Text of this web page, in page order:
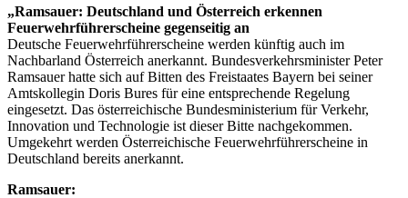
„Ramsauer: Deutschland und Österreich erkennen
Feuerwehrführerscheine gegenseitig an
Deutsche Feuerwehrführerscheine werden künftig auch im
Nachbarland Österreich anerkannt. Bundesverkehrsminister Peter
Ramsauer hatte sich auf Bitten des Freistaates Bayern bei seiner
Amtskollegin Doris Bures für eine entsprechende Regelung
eingesetzt. Das österreichische Bundesministerium für Verkehr,
Innovation und Technologie ist dieser Bitte nachgekommen.
Umgekehrt werden Österreichische Feuerwehrführerscheine in
Deutschland bereits anerkannt.
Ramsauer: